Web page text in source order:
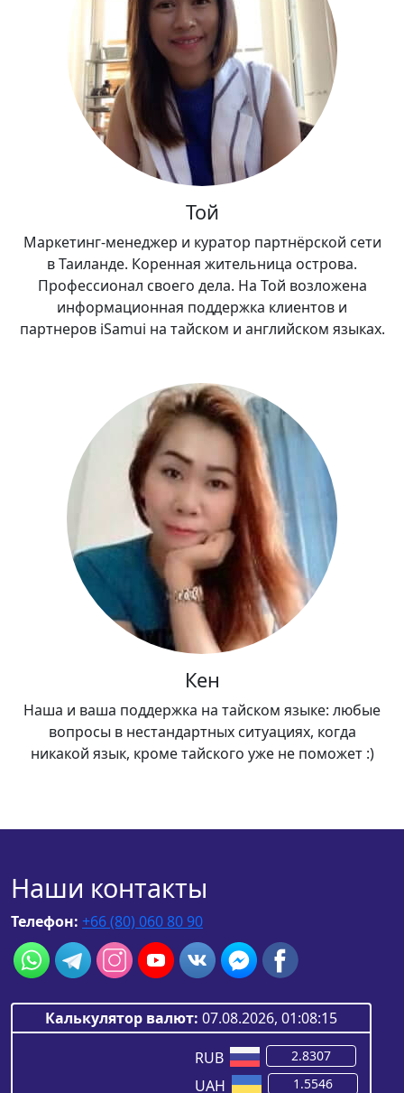
Той
Маркетинг-менеджер и куратор партнёрской сети
в Таиланде. Коренная жительница острова.
Профессионал своего дела. На Той возложена
информационная поддержка клиентов и
партнеров iSamui на тайском и английском языках.
Кен
Наша и ваша поддержка на тайском языке: любые
вопросы в нестандартных ситуациях, когда
никакой язык, кроме тайского уже не поможет :)
Наши контакты
Телефон: +66 (80) 060 80 90
Калькулятор валют: 07.08.2026, 01:08:15
RUB
UAH